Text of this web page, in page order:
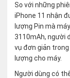
So với những
iPhone 11 nhận
lượng Pin mà
3110mAh, người
vụ đơn giản
lượng cho máy.
Người dùng có